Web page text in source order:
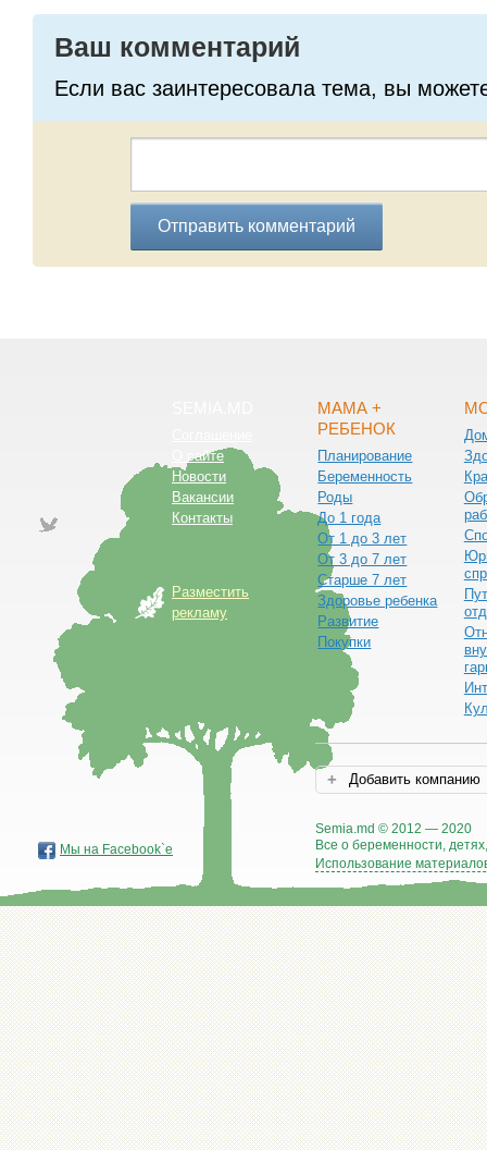
Ваш комментарий
Если вас заинтересовала тема, вы
Отправить комментарий
О сайте
Новости
Вакансии
Контакты
Разместить
рекламу
МАМА +
РЕБЕНОК
Планирование
Беременность
Роды
До 1 года
От 1 до 3 лет
От 3 до 7 лет
Старше 7 лет
Здоровье ребенка
Развитие
Покупки
Добавить компанию
Semia.md © 2012 — 2020
Все о беременности,
Использование
Мы на Facebook`е